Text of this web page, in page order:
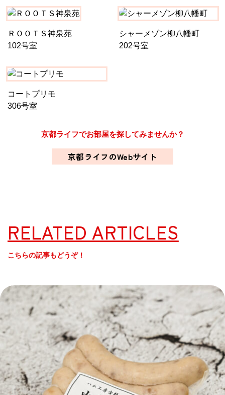
ＲＯＯＴＳ神泉苑
102号室
シャーメゾン柳八幡町
202号室
コートプリモ
306号室
京都ライフでお部屋を探してみませんか？
京都ライフのWebサイト
RELATED ARTICLES
こちらの記事もどうぞ！